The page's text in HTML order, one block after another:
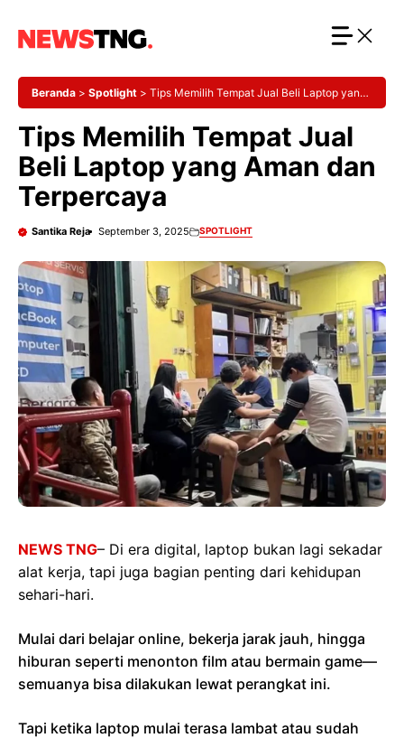
Beranda > Spotlight > Tips Memilih Tempat Jual Beli Laptop yang
Tips Memilih Tempat Jual
Beli Laptop yang Aman dan
Terpercaya
Santika Reja September 3, 2025 SPOTLIGHT
NEWS TNG– Di era digital, laptop bukan lagi sekadar
alat kerja, tapi juga bagian penting dari kehidupan
sehari-hari.
Mulai dari belajar online, bekerja jarak jauh, hingga
hiburan seperti menonton film atau bermain game—
semuanya bisa dilakukan lewat perangkat ini.
Tapi ketika laptop mulai terasa lambat atau sudah